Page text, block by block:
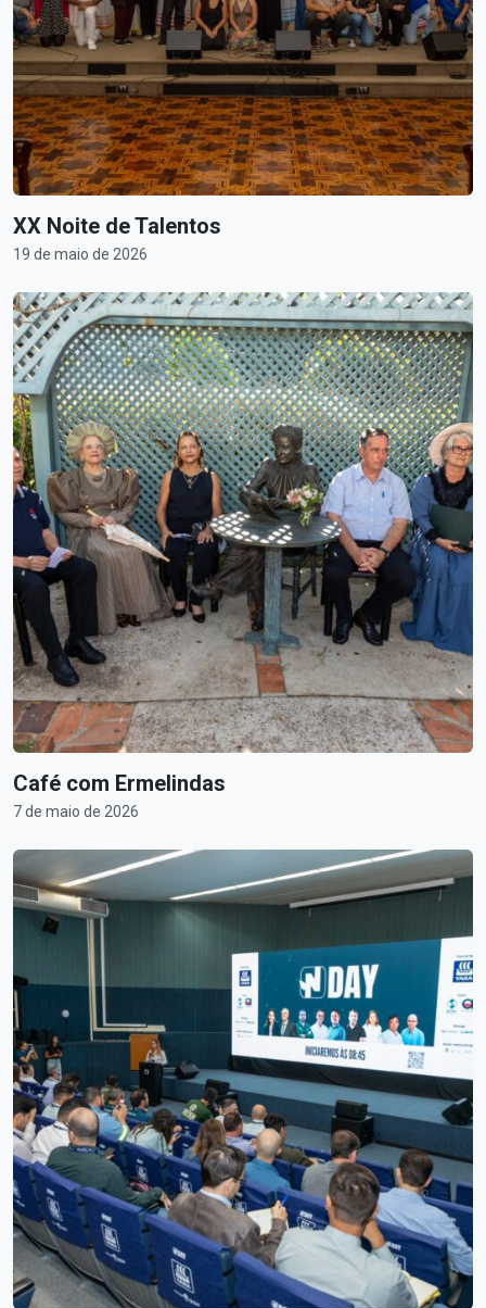
XX Noite de Talentos
19 de maio de 2026
Café com Ermelindas
7 de maio de 2026